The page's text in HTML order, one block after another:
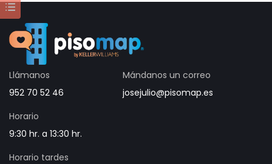
Llámanos
952 70 52 46
Mándanos un correo
josejulio@pisomap.es
Horario
9:30 hr. a 13:30 hr.
Horario tardes